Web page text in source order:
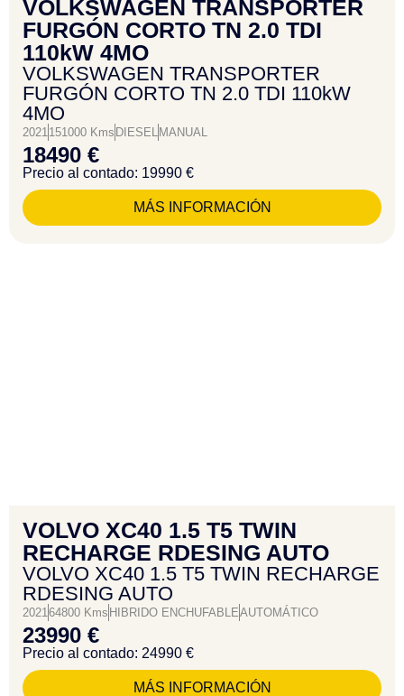
VOLKSWAGEN TRANSPORTER
FURGÓN CORTO TN 2.0 TDI
110kW 4MO
VOLKSWAGEN TRANSPORTER
FURGÓN CORTO TN 2.0 TDI 110kW
4MO
2021 151000 Kms DIESEL MANUAL
18490 €
Precio al contado: 19990 €
MÁS INFORMACIÓN
VOLVO XC40 1.5 T5 TWIN
RECHARGE RDESING AUTO
VOLVO XC40 1.5 T5 TWIN RECHARGE
RDESING AUTO
2021 64800 Kms HIBRIDO ENCHUFABLEAUTOMÁTICO
23990 €
Precio al contado: 24990 €
MÁS INFORMACIÓN